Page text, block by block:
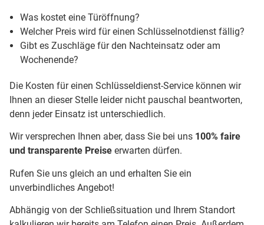
Was kostet eine Türöffnung?
Welcher Preis wird für einen Schlüsselnotdienst fällig?
Gibt es Zuschläge für den Nachteinsatz oder am
Wochenende?
Die Kosten für einen Schlüsseldienst-Service können wir
Ihnen an dieser Stelle leider nicht pauschal beantworten,
denn jeder Einsatz ist unterschiedlich.
Wir versprechen Ihnen aber, dass Sie bei uns 100% faire
und transparente Preise erwarten dürfen.
Rufen Sie uns gleich an und erhalten Sie ein
unverbindliches Angebot!
Abhängig von der Schließsituation und Ihrem Standort